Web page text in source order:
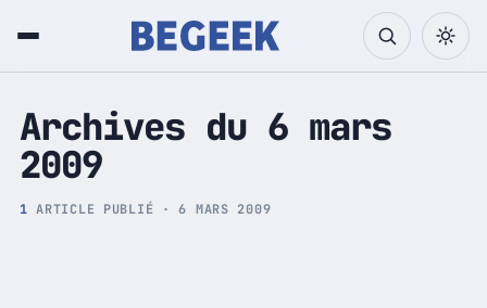
Tech et Pop culture
Archives du 6 mars
2009
1 ARTICLE PUBLIÉ · 6 MARS 2009